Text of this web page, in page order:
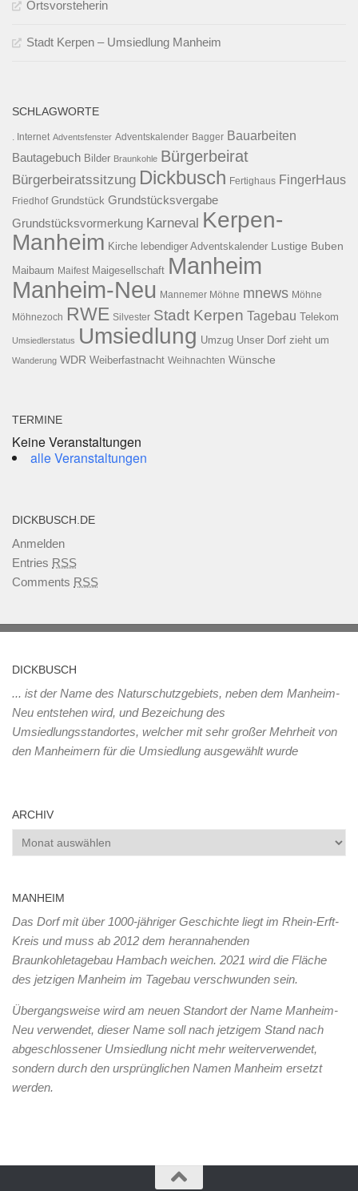
Ortsvorsteherin
Stadt Kerpen – Umsiedlung Manheim
SCHLAGWORTE
. Internet Adventsfenster Adventskalender Bagger Bauarbeiten
Bautagebuch Bilder Braunkohle Bürgerbeirat
Bürgerbeiratssitzung Dickbusch Fertighaus FingerHaus
Friedhof Grundstück Grundstücksvergabe
Grundstücksvormerkung Karneval Kerpen-
Manheim Kirche lebendiger Adventskalender Lustige Buben
Maibaum Maifest Maigesellschaft Manheim
Manheim-Neu Mannemer Möhne mnews Möhne
Möhnezoch RWE Silvester Stadt Kerpen Tagebau Telekom
Umsiedlerstatus Umsiedlung Umzug Unser Dorf zieht um
Wanderung WDR Weiberfastnacht Weihnachten Wünsche
TERMINE
Keine Veranstaltungen
alle Veranstaltungen
DICKBUSCH.DE
Anmelden
Entries RSS
Comments RSS
DICKBUSCH
... ist der Name des Naturschutzgebiets, neben dem Manheim-
Neu entstehen wird, und Bezeichung des
Umsiedlungsstandortes, welcher mit sehr großer Mehrheit von
den Manheimern für die Umsiedlung ausgewählt wurde
ARCHIV
Archiv
MANHEIM
Das Dorf mit über 1000-jähriger Geschichte liegt im Rhein-Erft-
Kreis und muss ab 2012 dem herannahenden
Braunkohletagebau Hambach weichen. 2021 wird die Fläche
des jetzigen Manheim im Tagebau verschwunden sein.
Übergangsweise wird am neuen Standort der Name Manheim-
Neu verwendet, dieser Name soll nach jetzigem Stand nach
abgeschlossener Umsiedlung nicht mehr weiterverwendet,
sondern durch den ursprünglichen Namen Manheim ersetzt
werden.